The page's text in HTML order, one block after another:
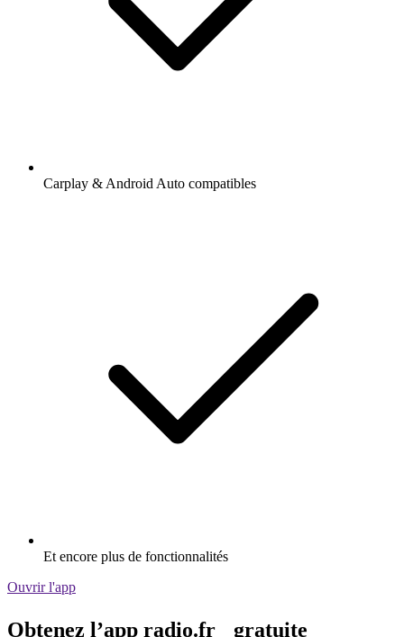
Carplay & Android Auto compatibles
Et encore plus de fonctionnalités
Ouvrir l'app
Obtenez l’app radio.fr gratuite